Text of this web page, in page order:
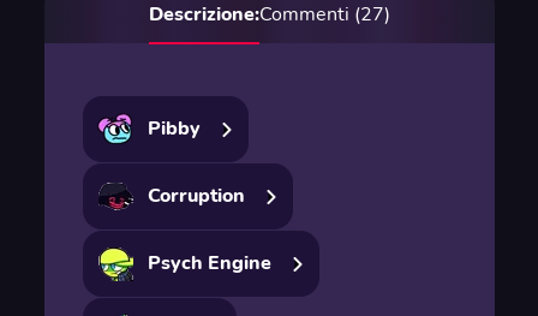
Descrizione:Commenti (27)
Pibby
Corruption
Psych Engine